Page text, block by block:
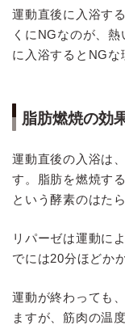
運動直後に入浴す
くにNGなのが、
に入浴するとNGな
脂肪燃焼の効
運動直後の入浴は
す。脂肪を燃焼す
という酵素のはた
リパーゼは運動に
でには20分ほどか
運動が終わっても
ますが、筋肉の温